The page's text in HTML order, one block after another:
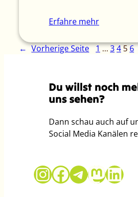
Erfahre mehr
← Vorherige Seite 1…3456
Du willst noch
uns sehen?
Dann schau auch auf
Social Media Kanälen
Guter Grund auf Instagram
Guter Grund auf Facebook
Telegram